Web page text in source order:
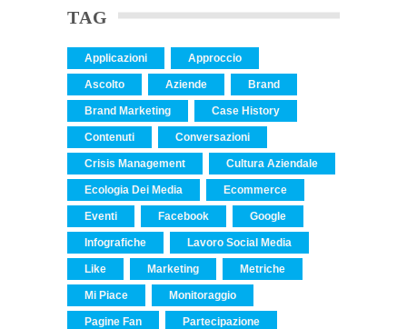
TAG
Applicazioni Approccio
Ascolto Aziende Brand
Brand Marketing Case History
Contenuti Conversazioni
Crisis Management Cultura Aziendale
Ecologia Dei Media Ecommerce
Eventi Facebook Google
Infografiche Lavoro Social Media
Like Marketing Metriche
Mi Piace Monitoraggio
Pagine Fan Partecipazione